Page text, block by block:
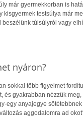
már gyermekkorban is
kisgyermek testsúlya már
beszélünk túlsúlyról vagy
nyáron?
sokkal több figyelmet
és gyakrabban nézzük
egy anyajegye
aggodalomra ad